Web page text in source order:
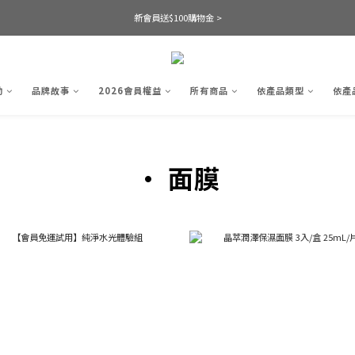
新會員送$100購物金 >
品牌故事 2026會員權益 所有商品 依產品類型 依產
• 面膜